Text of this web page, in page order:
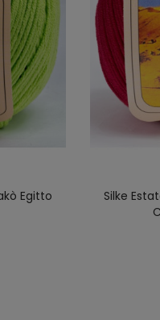
Egitto
Silke